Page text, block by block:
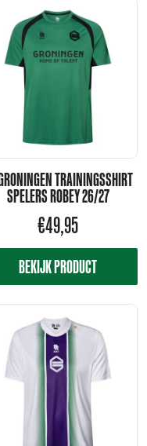
TRAININGSSHIRT
SPELERS ROBEY 26/27
€49,95
BEKIJK PRODUCT